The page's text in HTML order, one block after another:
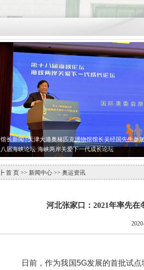
馆长新闻 | 天津大港奥林匹克博物馆馆长吴经国先生参
八届海峡论坛·海峡两岸关爱下一代成长论坛
┣ 首 页 >> 新闻中心 >> 奥运资讯
河北张家口：2021年率先
2020-
日前，作为我国5G发展的首批试